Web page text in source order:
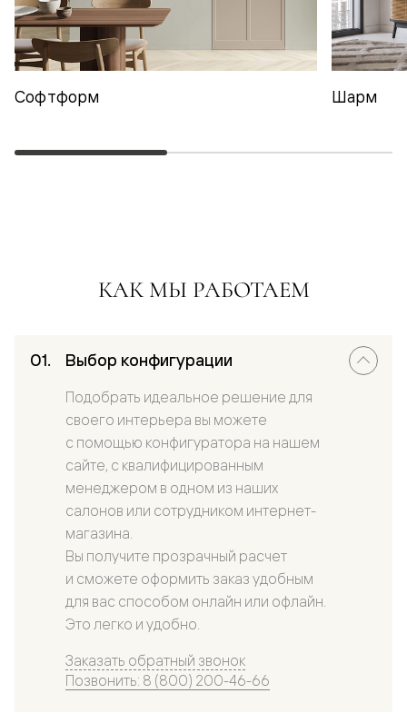
Софтформ Шарм
КАК МЫ РАБОТАЕМ
Выбор конфигурации
Подобрать идеальное решение для
своего интерьера вы можете
с помощью конфигуратора на нашем
сайте, с квалифицированным
менеджером в одном из наших
салонов или сотрудником интернет-
магазина.
Вы получите прозрачный расчет
и сможете оформить заказ удобным
для вас способом онлайн или офлайн.
Это легко и удобно.
Заказать обратный звонок
Позвонить: 8 (800) 200-46-66